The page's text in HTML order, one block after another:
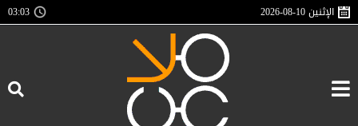
الإثنين2026-08-10
03:03